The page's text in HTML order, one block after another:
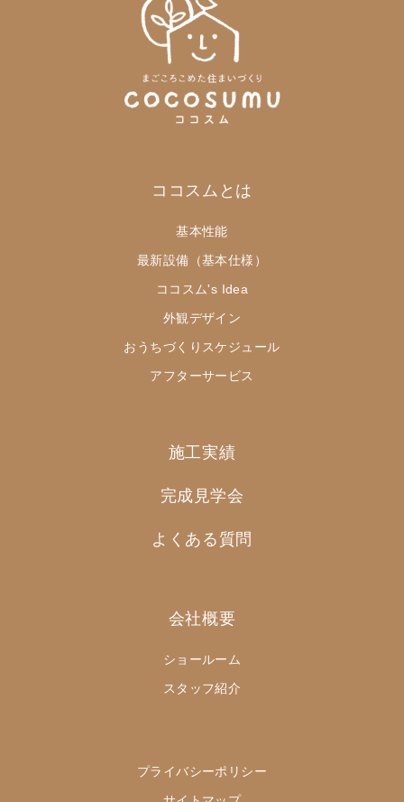
ココスムとは
基本性能
最新設備（基本仕様）
ココスム's Idea
外観デザイン
おうちづくりスケジュール
アフターサービス
施工実績
完成見学会
よくある質問
会社概要
ショールーム
スタッフ紹介
プライバシーポリシー